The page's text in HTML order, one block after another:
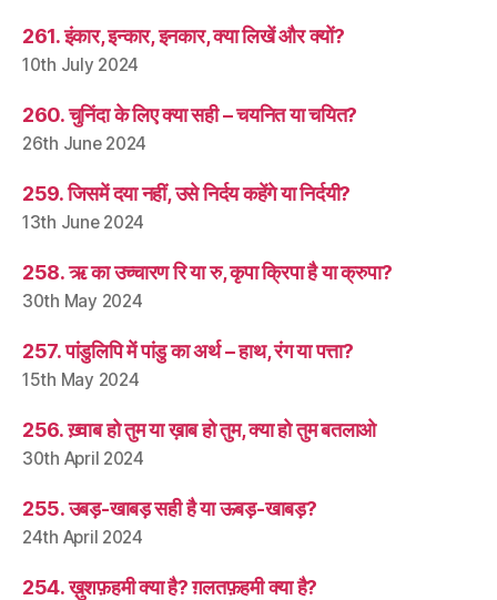
261. इंकार, इन्कार, इनकार, क्या लिखें और क्यों?
10th July 2024
260. चुनिंदा के लिए क्या सही – चयनित या चयित?
26th June 2024
259. जिसमें दया नहीं, उसे निर्दय कहेंगे या निर्दयी?
13th June 2024
258. ऋ का उच्चारण रि या रु, कृपा क्रिपा है या क्रुपा?
30th May 2024
257. पांडुलिपि में पांडु का अर्थ – हाथ, रंग या पत्ता?
15th May 2024
256. ख़्वाब हो तुम या ख़ाब हो तुम, क्या हो तुम बतलाओ
30th April 2024
255. उबड़-खाबड़ सही है या ऊबड़-खाबड़?
24th April 2024
254. ख़ुशफ़हमी क्या है? ग़लतफ़हमी क्या है?